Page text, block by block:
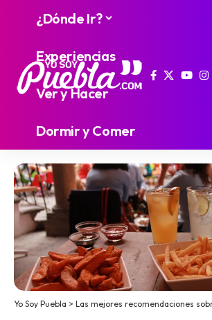
¿Dónde Ir?
Experiencias
Ver y Hacer
Dormir y Comer
Yo Soy Puebla > Las mejores recomendaciones